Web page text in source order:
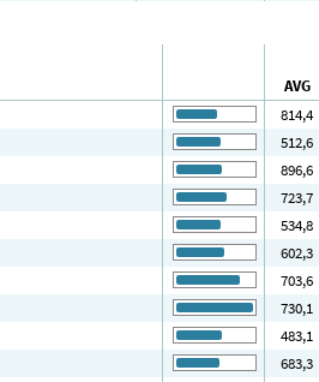
AVG
814,4
512,6
896,6
723,7
534,8
602,3
703,6
730,1
483,1
683,3